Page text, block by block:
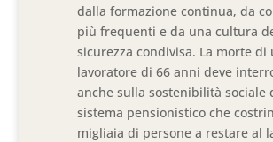
dalla formazione continua, da
più frequenti e da una cultura
sicurezza condivisa. La morte di
lavoratore di 66 anni deve
anche sulla sostenibilità sociale
sistema pensionistico che
migliaia di persone a restare al